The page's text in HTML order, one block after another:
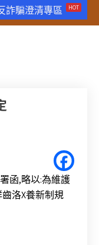
詐騙澄清專區
HOT
函,略以:為維護
洛X養新制規